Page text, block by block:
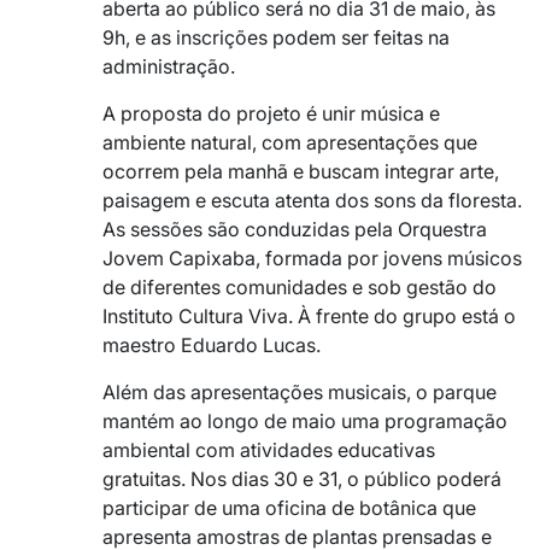
aberta ao público será no dia 31 de maio, às
9h, e as inscrições podem ser feitas na
administração.
A proposta do projeto é unir música e
ambiente natural, com apresentações que
ocorrem pela manhã e buscam integrar arte,
paisagem e escuta atenta dos sons da floresta.
As sessões são conduzidas pela Orquestra
Jovem Capixaba, formada por jovens músicos
de diferentes comunidades e sob gestão do
Instituto Cultura Viva. À frente do grupo está o
maestro Eduardo Lucas.
Além das apresentações musicais, o parque
mantém ao longo de maio uma programação
ambiental com atividades educativas
gratuitas. Nos dias 30 e 31, o público poderá
participar de uma oficina de botânica que
apresenta amostras de plantas prensadas e